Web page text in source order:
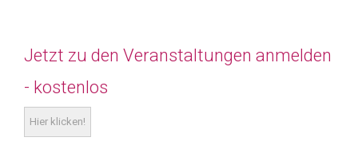
Jetzt zu den Veranstaltungen anmelden
- kostenlos
Hier klicken!